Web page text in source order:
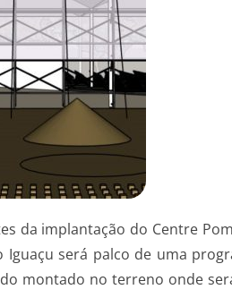
da implantação do Centre
será palco de uma
montado no terreno onde